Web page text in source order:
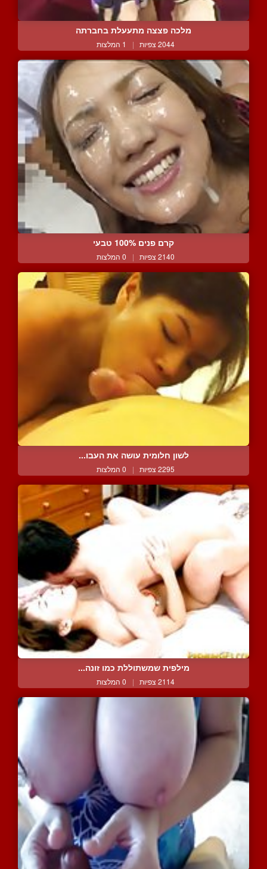
מלכה פצצה מתעעלת בחברתה
2044 צפיות | 1 המלצות
קרם פנים 100% טבעי
2140 צפיות | 0 המלצות
לשון חלומית עושה את העבו...
2295 צפיות | 0 המלצות
מילפית שמשתוללת כמו זונה...
2114 צפיות | 0 המלצות